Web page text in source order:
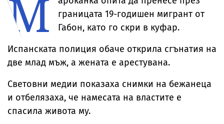
М
границата 19-годишен мигрант от
Габон, като го скри в куфар.
Испанската полиция обаче открила сгънатия на
две млад мъж, а жената е арестувана.
Световни медии показаха снимки на бежанеца
и отбелязаха, че намесата на властите е
спасила живота му.